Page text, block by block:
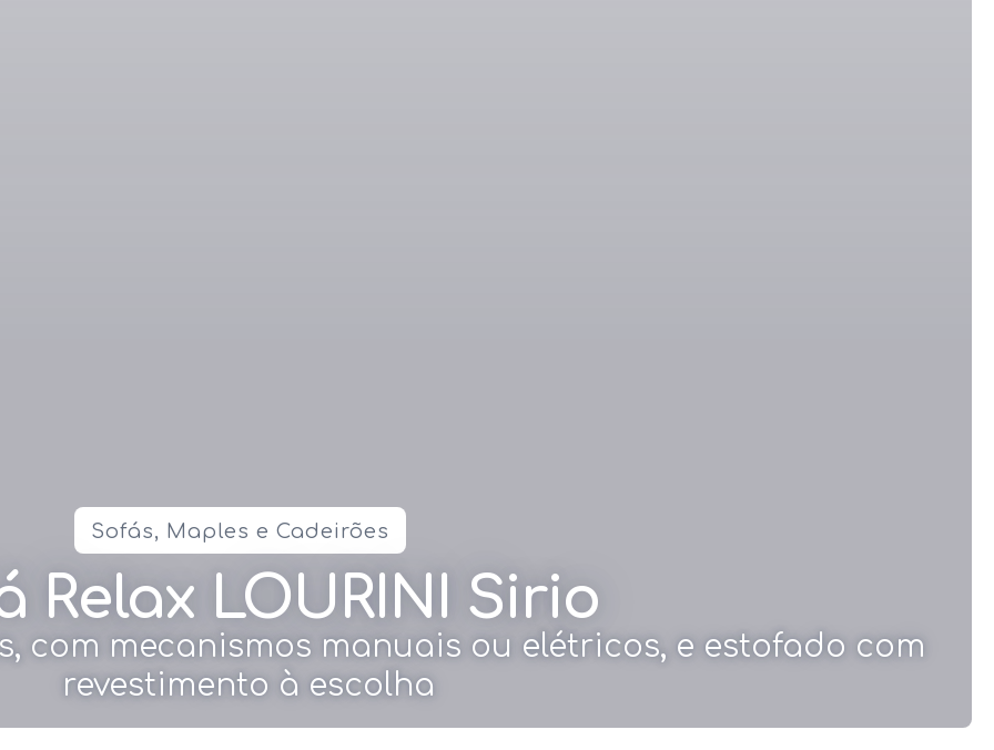
Sofás, Maples e Cadeirões
Relax LOURINI Sirio
com mecanismos manuais ou elétricos, e estofado com
revestimento à escolha